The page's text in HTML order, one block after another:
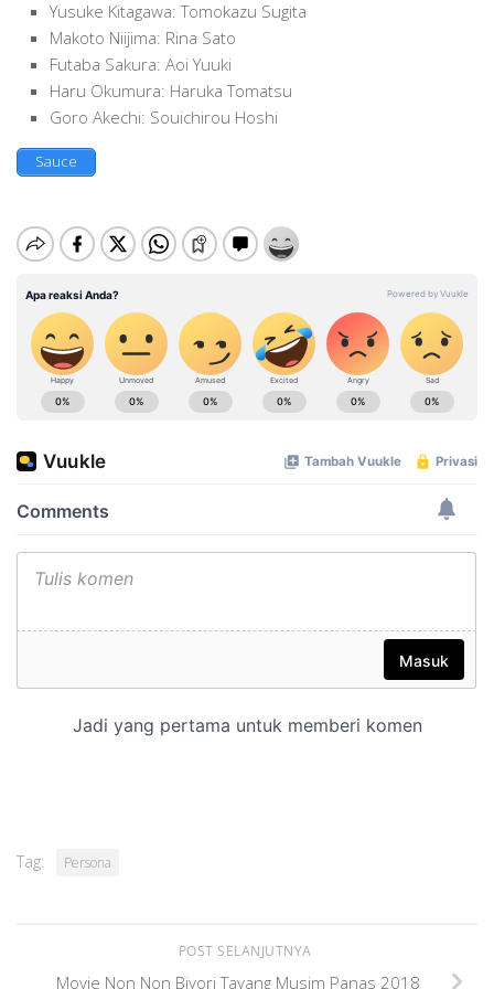
Yusuke Kitagawa: Tomokazu Sugita
Makoto Niijima: Rina Sato
Futaba Sakura: Aoi Yuuki
Haru Okumura: Haruka Tomatsu
Goro Akechi: Souichirou Hoshi
Sauce
Tag: Persona
POST SELANJUTNYA
Movie Non Non Biyori Tayang Musim Panas 2018